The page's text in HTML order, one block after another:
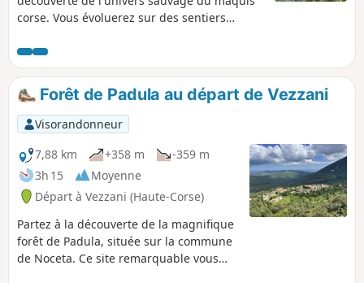
corse. Vous évoluerez sur des sentiers
troupeaux de chèvres et de brebis, sur la
ligne de crête séparant les vallées du
Tavignanu et du Tagnone. Vous profiterez de
panoramas exceptionnels sur les chaînes
montagneuses environnantes et sur l'île de
Monte Cristo.
Forêt de Padula au départ de Vezzani
Visorandonneur
7,88 km
+358 m
-359 m
3h 15
Moyenne
Départ à Vezzani (Haute-Corse)
Partez à la découverte de la magnifique
forêt de Padula, située sur la commune
de Noceta. Ce site remarquable vous